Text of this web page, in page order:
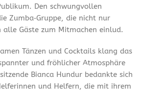
Den schwungvollen
Zumba‑Gruppe, die nicht nur
alle Gäste zum Mitmachen einlud.
Tänzen und Cocktails klang das
und fröhlicher Atmosphäre
Bianca Hundur bedankte sich
und Helfern, die mit ihrem